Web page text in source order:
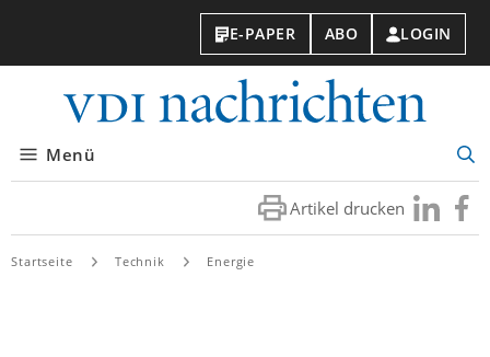
E-PAPER ABO LOGIN
Menü
Artikel drucken Besuchen
Sie
Sie
Startseite Technik Energie